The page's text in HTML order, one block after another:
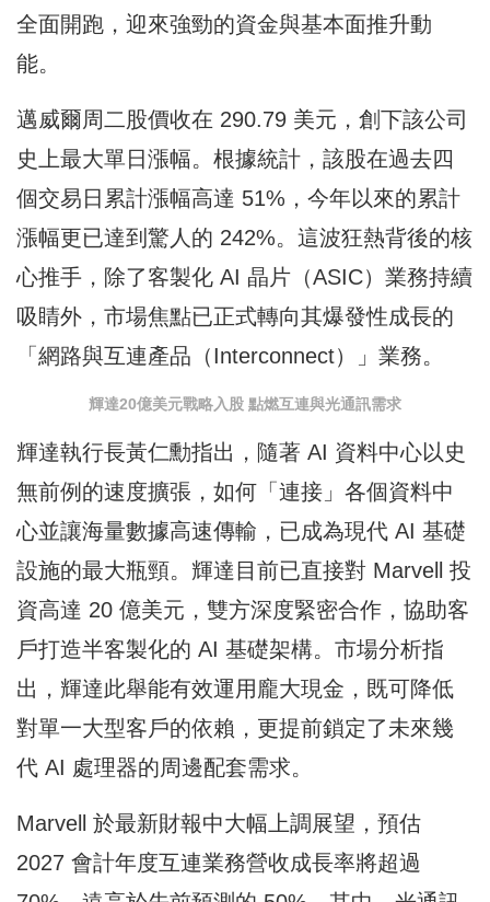
全面開跑，迎來強勁的資金與基本面推升動
能。
邁威爾周二股價收在 290.79 美元，創下該公司
史上最大單日漲幅。根據統計，該股在過去四
個交易日累計漲幅高達 51%，今年以來的累計
漲幅更已達到驚人的 242%。這波狂熱背後的核
心推手，除了客製化 AI 晶片（ASIC）業務持續
吸睛外，市場焦點已正式轉向其爆發性成長的
「網路與互連產品（Interconnect）」業務。
輝達20億美元戰略入股 點燃互連與光通訊需求
輝達執行長黃仁勳指出，隨著 AI 資料中心以史
無前例的速度擴張，如何「連接」各個資料中
心並讓海量數據高速傳輸，已成為現代 AI 基礎
設施的最大瓶頸。輝達目前已直接對 Marvell 投
資高達 20 億美元，雙方深度緊密合作，協助客
戶打造半客製化的 AI 基礎架構。市場分析指
出，輝達此舉能有效運用龐大現金，既可降低
對單一大型客戶的依賴，更提前鎖定了未來幾
代 AI 處理器的周邊配套需求。
Marvell 於最新財報中大幅上調展望，預估
2027 會計年度互連業務營收成長率將超過